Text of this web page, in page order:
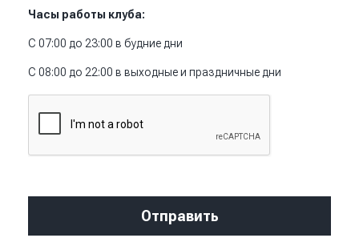
Часы работы клуба:
С 07:00 до 23:00 в будние дни
С 08:00 до 22:00 в выходные и праздничные дни